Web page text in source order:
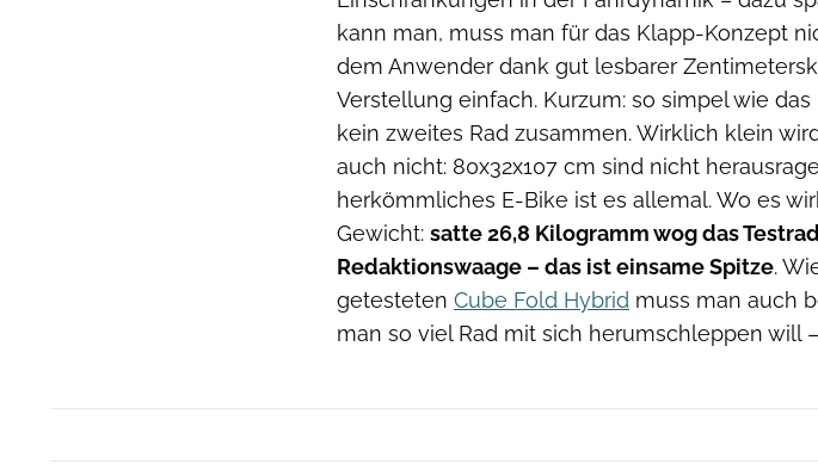
kann man, muss man für das Klapp-Konzept
dem Anwender dank gut lesbarer
Verstellung einfach. Kurzum: so simpel wie
kein zweites Rad zusammen. Wirklich klein
auch nicht: 80x32x107 cm sind nicht
herkömmliches E-Bike ist es allemal. Wo es
Gewicht: satte 26,8 Kilogramm wog das
Redaktionswaage – das ist einsame Spitze.
getesteten Cube Fold Hybrid muss man auch
man so viel Rad mit sich herumschleppen will